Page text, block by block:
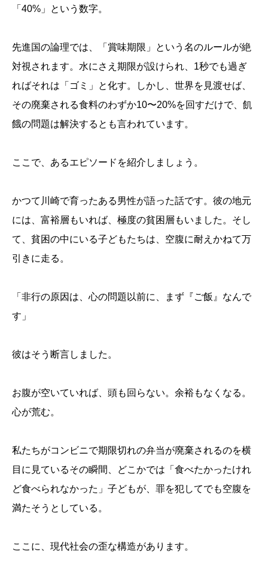
「40%」という数字。
先進国の論理では、「賞味期限」という名のルールが絶
対視されます。水にさえ期限が設けられ、1秒でも過ぎ
ればそれは「ゴミ」と化す。しかし、世界を見渡せば、
その廃棄される食料のわずか10〜20%を回すだけで、飢
餓の問題は解決するとも言われています。
ここで、あるエピソードを紹介しましょう。
かつて川崎で育ったある男性が語った話です。彼の地元
には、富裕層もいれば、極度の貧困層もいました。そし
て、貧困の中にいる子どもたちは、空腹に耐えかねて万
引きに走る。
「非行の原因は、心の問題以前に、まず『ご飯』なんで
す」
彼はそう断言しました。
お腹が空いていれば、頭も回らない。余裕もなくなる。
心が荒む。
私たちがコンビニで期限切れの弁当が廃棄されるのを横
目に見ているその瞬間、どこかでは「食べたかったけれ
ど食べられなかった」子どもが、罪を犯してでも空腹を
満たそうとしている。
ここに、現代社会の歪な構造があります。